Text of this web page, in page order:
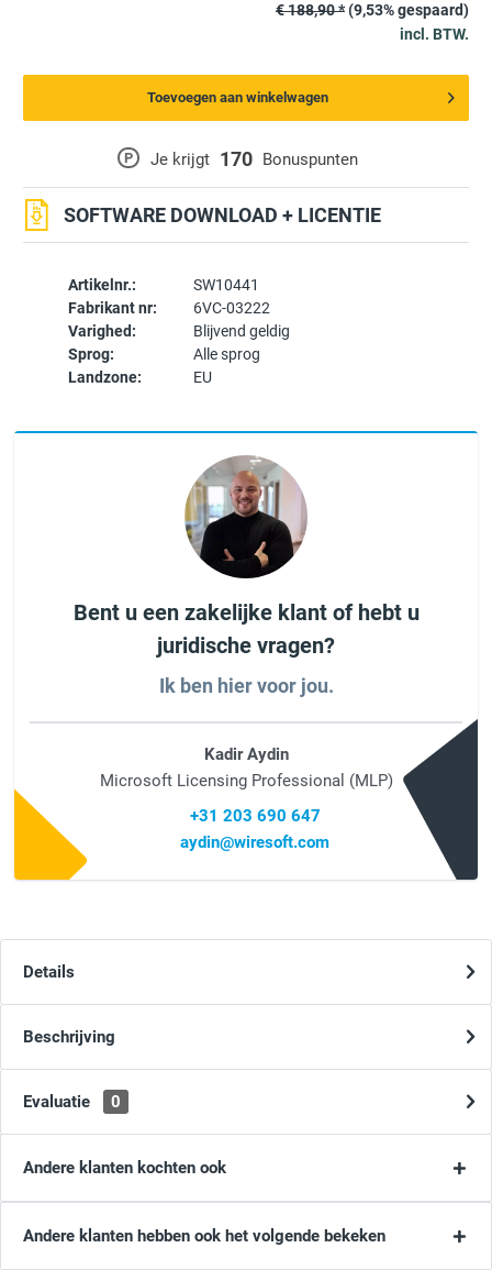
Artikelnr.:
SW10441
Fabrikant nr:
6VC-03222
Varighed:
Blijvend geldig
Sprog:
Alle sprog
Landzone:
EU
P Je krijgt 170 Bonuspunten
SOFTWARE DOWNLOAD + LICENTIE
€ 188,90 *(9,53% gespaard)
incl. BTW.
Toevoegen aan winkelwagen
Bent u een zakelijke klant of hebt u
juridische vragen?
Ik ben hier voor jou.
Kadir Aydin
Microsoft Licensing Professional (MLP)
+31 203 690 647
aydin@wiresoft.com
Details
Beschrijving
Evaluatie 0
Andere klanten kochten ook
Andere klanten hebben ook het volgende bekeken